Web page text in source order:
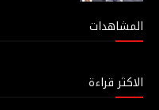
المشاهدات
الاكثر قراءة